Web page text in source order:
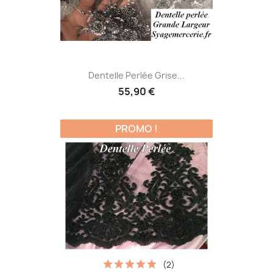
Dentelle Perlée Grise...
55,90 €
(2)
PROMO !